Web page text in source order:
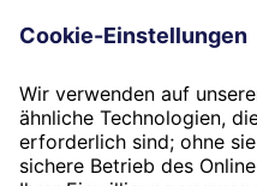
Newsletter